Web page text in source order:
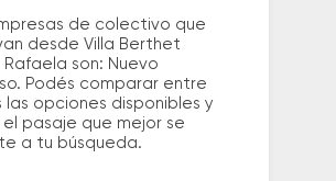
de colectivo que
desde Villa Berthet
Rafaela son: Nuevo
Podés comparar entre
las opciones disponibles y
el pasaje que mejor se
a tu búsqueda.